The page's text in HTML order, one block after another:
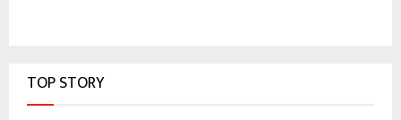
TOP STORY